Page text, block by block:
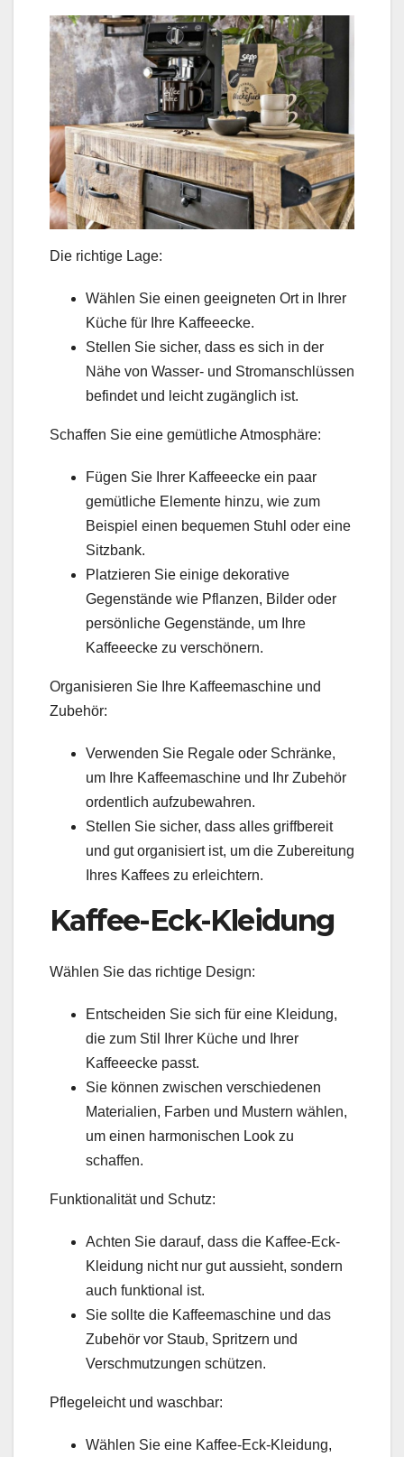
Die richtige Lage:
Wählen Sie einen geeigneten Ort in Ihrer
Küche für Ihre Kaffeeecke.
Stellen Sie sicher, dass es sich in der
Nähe von Wasser- und Stromanschlüssen
befindet und leicht zugänglich ist.
Schaffen Sie eine gemütliche Atmosphäre:
Fügen Sie Ihrer Kaffeeecke ein paar
gemütliche Elemente hinzu, wie zum
Beispiel einen bequemen Stuhl oder eine
Sitzbank.
Platzieren Sie einige dekorative
Gegenstände wie Pflanzen, Bilder oder
persönliche Gegenstände, um Ihre
Kaffeeecke zu verschönern.
Organisieren Sie Ihre Kaffeemaschine und
Zubehör:
Verwenden Sie Regale oder Schränke,
um Ihre Kaffeemaschine und Ihr Zubehör
ordentlich aufzubewahren.
Stellen Sie sicher, dass alles griffbereit
und gut organisiert ist, um die Zubereitung
Ihres Kaffees zu erleichtern.
Kaffee-Eck-Kleidung
Wählen Sie das richtige Design:
Entscheiden Sie sich für eine Kleidung,
die zum Stil Ihrer Küche und Ihrer
Kaffeeecke passt.
Sie können zwischen verschiedenen
Materialien, Farben und Mustern wählen,
um einen harmonischen Look zu
schaffen.
Funktionalität und Schutz:
Achten Sie darauf, dass die Kaffee-Eck-
Kleidung nicht nur gut aussieht, sondern
auch funktional ist.
Sie sollte die Kaffeemaschine und das
Zubehör vor Staub, Spritzern und
Verschmutzungen schützen.
Pflegeleicht und waschbar:
Wählen Sie eine Kaffee-Eck-Kleidung,